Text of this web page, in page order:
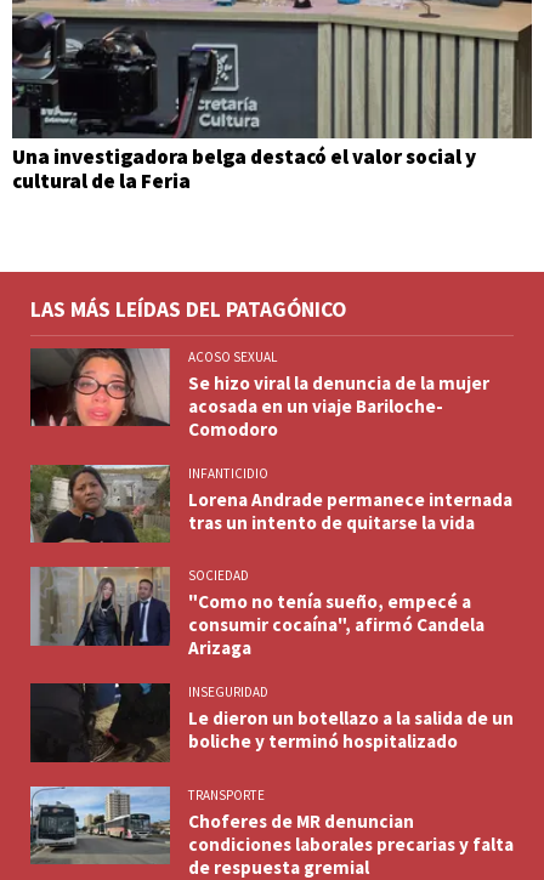
Una investigadora belga destacó el valor social y
cultural de la Feria
LAS MÁS LEÍDAS DEL PATAGÓNICO
ACOSO SEXUAL
Se hizo viral la denuncia de la mujer
acosada en un viaje Bariloche-
Comodoro
INFANTICIDIO
Lorena Andrade permanece internada
tras un intento de quitarse la vida
SOCIEDAD
"Como no tenía sueño, empecé a
consumir cocaína", afirmó Candela
Arizaga
INSEGURIDAD
Le dieron un botellazo a la salida de un
boliche y terminó hospitalizado
TRANSPORTE
Choferes de MR denuncian
condiciones laborales precarias y falta
de respuesta gremial